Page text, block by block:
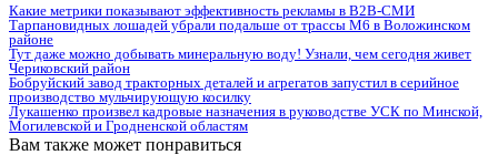
Какие метрики показывают эффективность рекламы в B2B-СМИ
Тарпановидных лошадей убрали подальше от трассы М6 в Воложинском
районе
Тут даже можно добывать минеральную воду! Узнали, чем сегодня живет
Чериковский район
Бобруйский завод тракторных деталей и агрегатов запустил в серийное
производство мульчирующую косилку
Лукашенко произвел кадровые назначения в руководстве УСК по Минской,
Могилевской и Гродненской областям
Вам также может понравиться